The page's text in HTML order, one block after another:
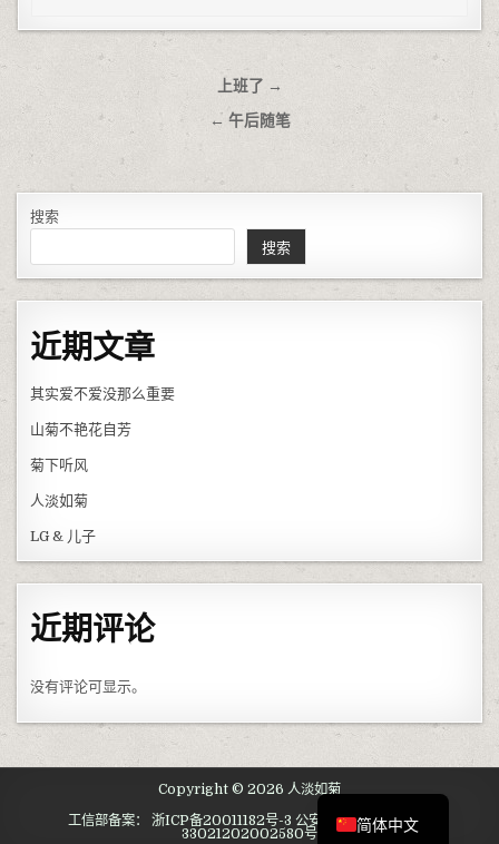
文章导航 上班了 →
← 午后随笔
搜索
搜索
近期文章
其实爱不爱没那么重要
山菊不艳花自芳
菊下听风
人淡如菊
LG & 儿子
近期评论
没有评论可显示。
Copyright © 2026 人淡如菊
工信部备案： 浙ICP备20011182号-3 公安备案： 浙公网安备
33021202002580号
简体中文